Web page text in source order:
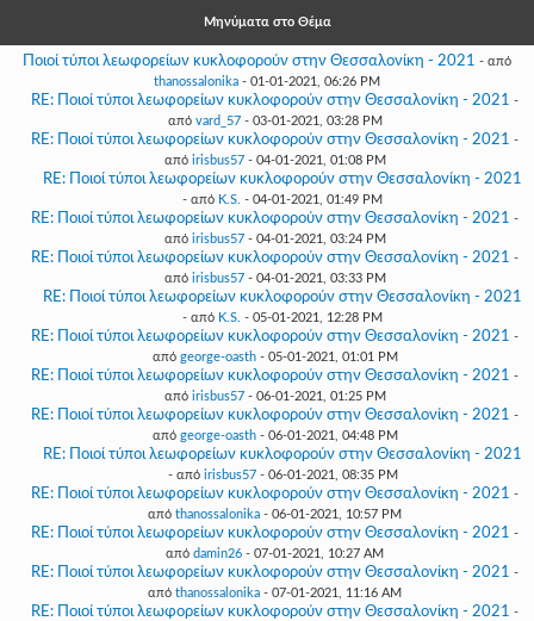
Επισκέπτη!
Σύνδεση
Μηνύματα στο Θέμα
Ποιοί τύποι λεωφορείων κυκλοφορούν στην Θεσσαλονίκη - 2021 - από
thanossalonika - 01-01-2021, 06:26 PM
RE: Ποιοί τύποι λεωφορείων κυκλοφορούν στην Θεσσαλονίκη - 2021 -
από vard_57- 03-01-2021, 03:28 PM
RE: Ποιοί τύποι λεωφορείων κυκλοφορούν στην Θεσσαλονίκη - 2021 -
από irisbus57- 04-01-2021, 01:08 PM
RE: Ποιοί τύποι λεωφορείων κυκλοφορούν στην Θεσσαλονίκη - 2021
- από K.S. - 04-01-2021, 01:49 PM
RE: Ποιοί τύποι λεωφορείων κυκλοφορούν στην Θεσσαλονίκη - 2021 -
από irisbus57- 04-01-2021, 03:24 PM
RE: Ποιοί τύποι λεωφορείων κυκλοφορούν στην Θεσσαλονίκη - 2021 -
από irisbus57- 04-01-2021, 03:33 PM
RE: Ποιοί τύποι λεωφορείων κυκλοφορούν στην Θεσσαλονίκη - 2021
- από K.S. - 05-01-2021, 12:28 PM
RE: Ποιοί τύποι λεωφορείων κυκλοφορούν στην Θεσσαλονίκη - 2021 -
από george-oasth- 05-01-2021, 01:01 PM
RE: Ποιοί τύποι λεωφορείων κυκλοφορούν στην Θεσσαλονίκη - 2021 -
από irisbus57- 06-01-2021, 01:25 PM
RE: Ποιοί τύποι λεωφορείων κυκλοφορούν στην Θεσσαλονίκη - 2021 -
από george-oasth- 06-01-2021, 04:48 PM
RE: Ποιοί τύποι λεωφορείων κυκλοφορούν στην Θεσσαλονίκη - 2021
- από irisbus57- 06-01-2021, 08:35 PM
RE: Ποιοί τύποι λεωφορείων κυκλοφορούν στην Θεσσαλονίκη - 2021 -
από thanossalonika - 06-01-2021, 10:57 PM
RE: Ποιοί τύποι λεωφορείων κυκλοφορούν στην Θεσσαλονίκη - 2021 -
από damin26 - 07-01-2021, 10:27 AM
RE: Ποιοί τύποι λεωφορείων κυκλοφορούν στην Θεσσαλονίκη - 2021 -
από thanossalonika - 07-01-2021, 11:16 AM
RE: Ποιοί τύποι λεωφορείων κυκλοφορούν στην Θεσσαλονίκη - 2021 -